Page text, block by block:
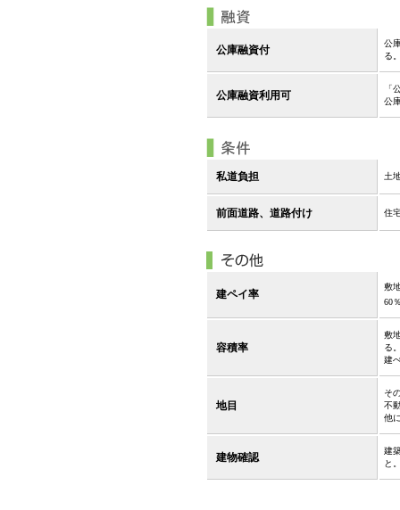
公庫融資付
公
る
公庫融資利用可
「
公
私道負担 土
前面道路、道路付け 住
建ペイ率
敷
60
容積率
敷
る
建
地目
そ
不
他
建物確認
建
と